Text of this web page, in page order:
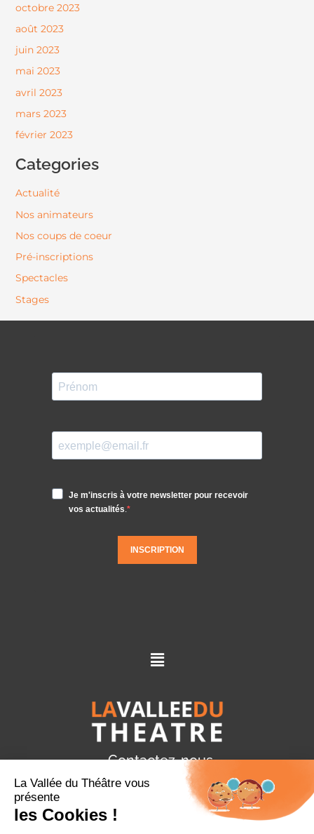
octobre 2023
août 2023
juin 2023
mai 2023
avril 2023
mars 2023
février 2023
Categories
Actualité
Nos animateurs
Nos coups de coeur
Pré-inscriptions
Spectacles
Stages
Menu
Contactez-nous
8, rue Jean Fontenelle, 77210, Avon
06 77 94 06 69